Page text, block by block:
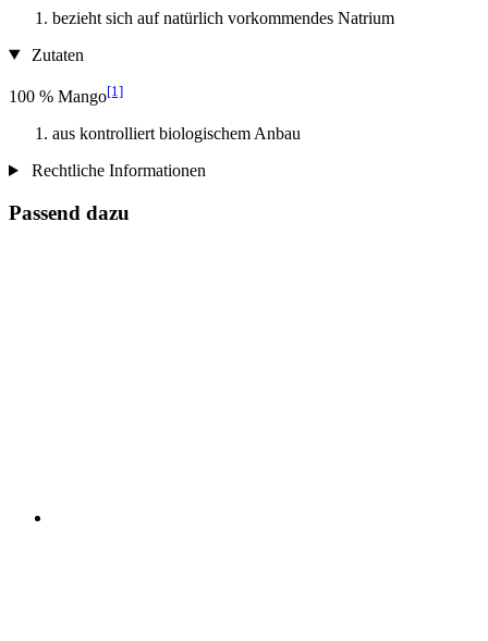
bezieht sich auf natürlich vorkommendes Natrium
Zutaten
100 % Mango[1]
aus kontrolliert biologischem Anbau
Rechtliche Informationen
Passend dazu